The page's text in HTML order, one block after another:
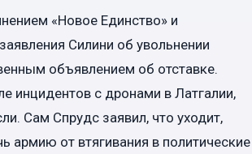
«Новое Единство» и
Силини об увольнении
объявлением об отставке.
инцидентов с дронами в Латгалии,
Сам Спрудс заявил, что уходит,
армию от втягивания в политические